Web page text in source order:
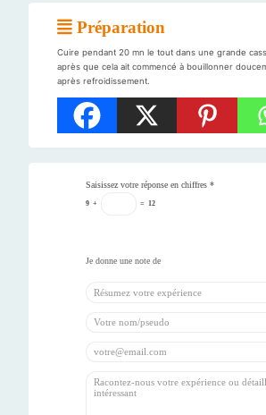
Préparation
Cuire pendant 20 mn le tout dans une grande
après que cela ait commencé à bouillonner
après refroidissement.
Saisissez votre réponse en chiffres *
9 + = 12